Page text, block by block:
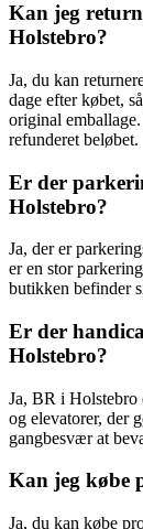
Kan jeg
Holstebro?
Ja, du kan
dage efter købet,
original
refunderet beløbet.
Er der
Holstebro?
Ja, der er
er en stor
butikken befinder
Er der
Holstebro?
Ja, BR i Holstebro
og elevatorer, der
gangbesvær at
Kan jeg købe
Ja, du kan købe